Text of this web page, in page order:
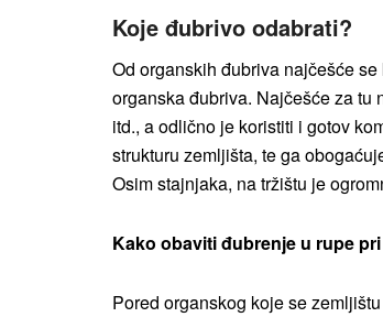
Koje đubrivo odabrati?
Od organskih đubriva najčešće
organska đubriva. Najčešće za
itd., a odlično je koristiti i gotov
strukturu zemljišta, te ga
Osim stajnjaka, na tržištu je
Kako obaviti đubrenje u rupe
Pored organskog koje se